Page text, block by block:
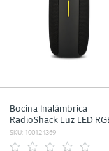
Bocina Inalámbrica
RadioShack Luz LED
6hrs de Reproducción
Negro
SKU: 100124369